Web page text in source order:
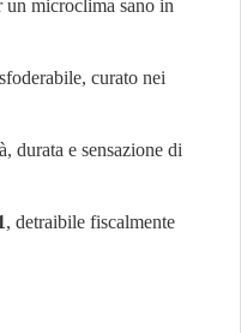
un microclima sano in
curato nei
durata e sensazione di
, detraibile fiscalmente